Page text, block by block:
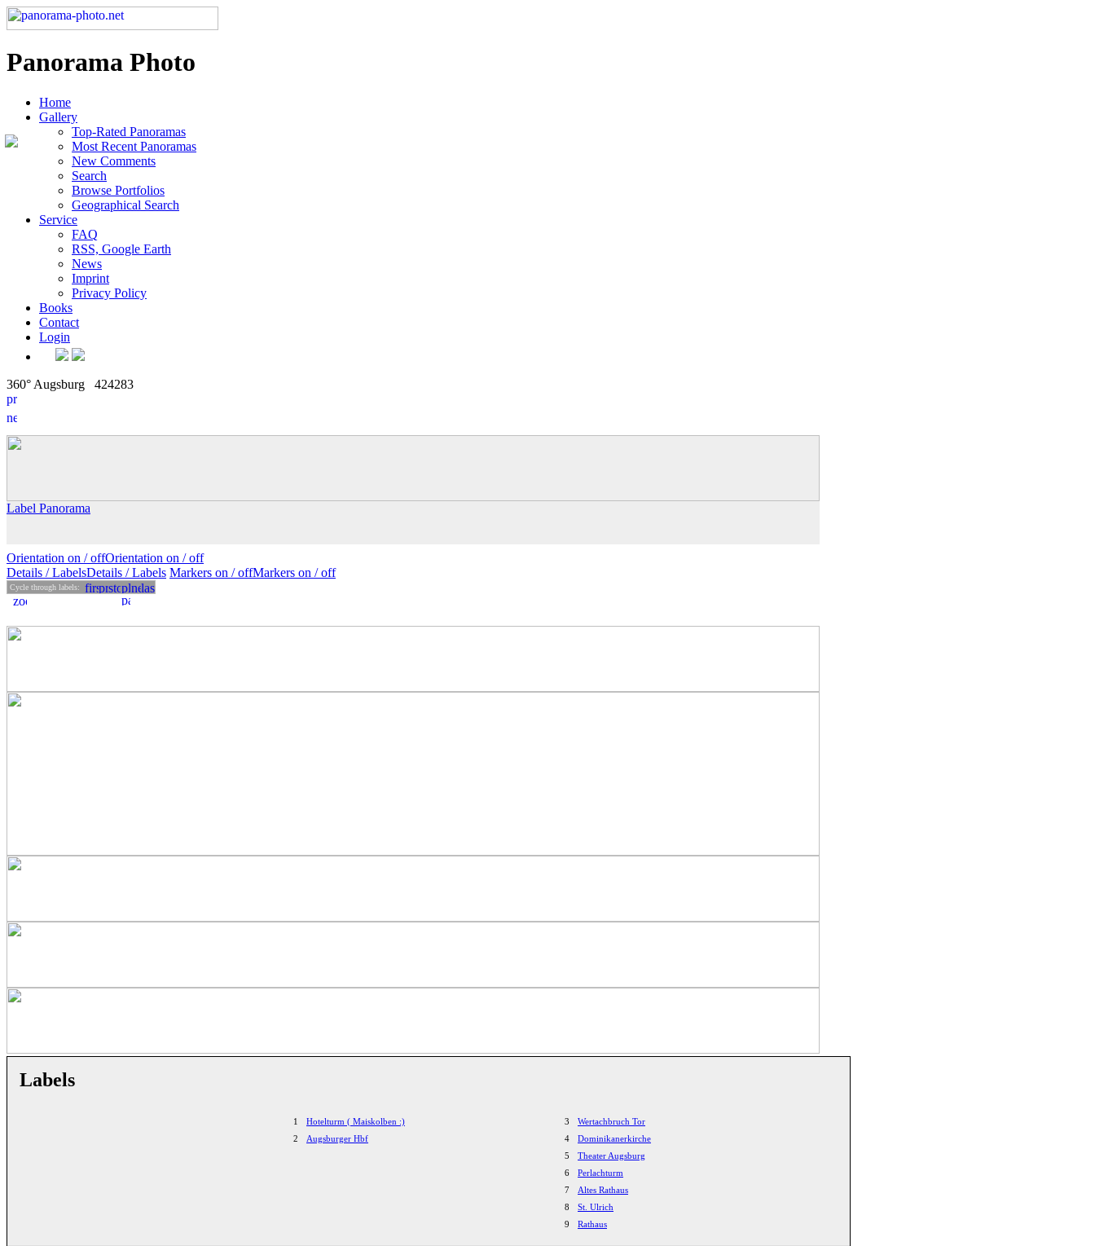
Panorama Photo
Home
Gallery
Top-Rated Panoramas
Most Recent Panoramas
New Comments
Search
Browse Portfolios
Geographical Search
Service
FAQ
RSS, Google Earth
News
Imprint
Privacy Policy
Books
Contact
Login
360° Augsburg 424283
Label Panorama
Orientation on /offOrientation on / off
Details / LabelsDetails /Labels Markers on /offMarkers on / off
Cycle through labels:
Labels
1
Hotelturm ( Maiskolben :)
2
Augsburger Hbf
3
Wertachbruch Tor
4
Dominikanerkirche
5
Theater Augsburg
6
Perlachturm
7
Altes Rathaus
8
St. Ulrich
9
Rathaus